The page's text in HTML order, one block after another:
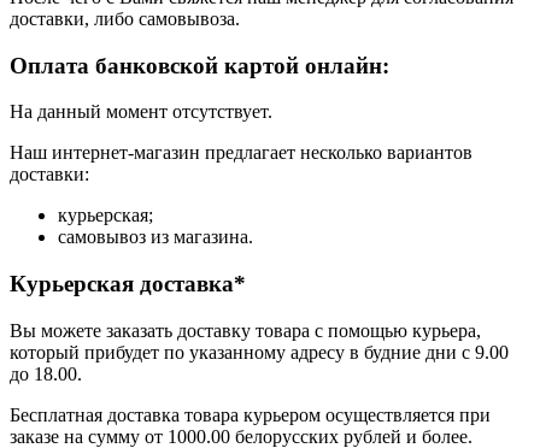
доставки, либо самовывоза.
Оплата банковской картой онлайн:
На данный момент отсутствует.
Наш интернет-магазин предлагает несколько вариантов
доставки:
курьерская;
самовывоз из магазина.
Курьерская доставка*
Вы можете заказать доставку товара с помощью курьера,
который прибудет по указанному адресу в будние дни с 9.00
до 18.00.
Бесплатная доставка товара курьером осуществляется при
заказе на сумму от 1000.00 белорусских рублей и более.